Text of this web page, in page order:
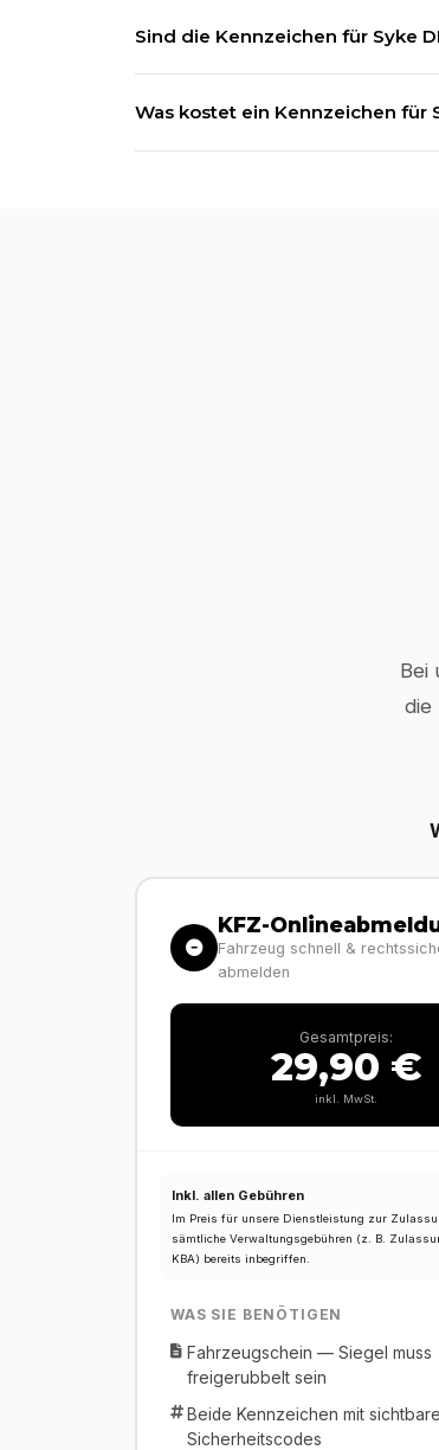
Sind die Kennzeichen für Syke
Was kostet ein Kennzeichen für
Bei
die
KFZ-
Fahrzeug schnell &
abmelden
Gesamtpreis:
29,90 €
inkl. MwSt.
Inkl. allen Gebühren
Im Preis für unsere Dienstleistung zur
sämtliche Verwaltungsgebühren (z. B.
KBA) bereits inbegriffen.
WAS SIE BENÖTIGEN
Fahrzeugschein — Siegel muss
freigerubbelt sein
Beide Kennzeichen mit
Sicherheitscodes